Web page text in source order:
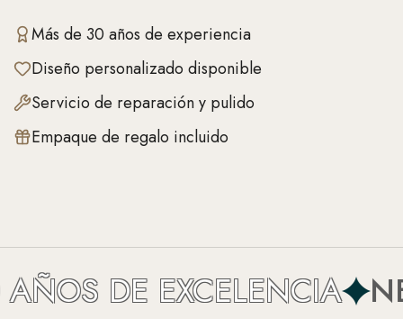
Más de 30 años de experiencia
Diseño personalizado disponible
Servicio de reparación y pulido
Empaque de regalo incluido
DE EXCELENCIA